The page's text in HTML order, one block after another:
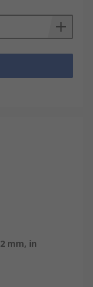
mm, in